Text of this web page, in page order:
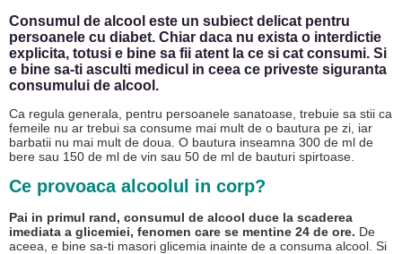
Consumul de alcool este un subiect delicat pentru
persoanele cu diabet. Chiar daca nu exista o interdictie
explicita, totusi e bine sa fii atent la ce si cat consumi. Si
e bine sa-ti asculti medicul in ceea ce priveste siguranta
consumului de alcool.
Ca regula generala, pentru persoanele sanatoase, trebuie sa stii ca
femeile nu ar trebui sa consume mai mult de o bautura pe zi, iar
barbatii nu mai mult de doua. O bautura inseamna 300 de ml de
bere sau 150 de ml de vin sau 50 de ml de bauturi spirtoase.
Ce provoaca alcoolul in corp?
Pai in primul rand, consumul de alcool duce la scaderea
imediata a glicemiei, fenomen care se mentine 24 de ore. De
aceea, e bine sa-ti masori glicemia inainte de a consuma alcool. Si